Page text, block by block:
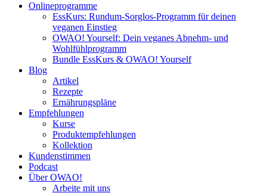
Onlineprogramme
EssKurs: Rundum-Sorglos-Programm für deinen
veganen Einstieg
OWAO! Yourself: Dein veganes Abnehm- und
Wohlfühlprogramm
Bundle EssKurs & OWAO! Yourself
Blog
Artikel
Rezepte
Ernährungspläne
Empfehlungen
Kurse
Produktempfehlungen
Kollektion
Kundenstimmen
Podcast
Über OWAO!
Arbeite mit uns